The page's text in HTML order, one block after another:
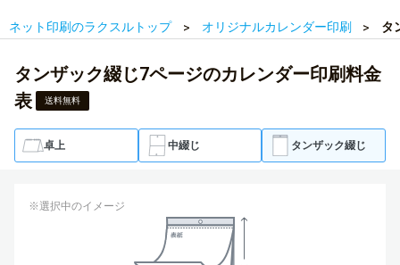
ネット印刷のラクスルトップ オリジナルカレンダー印刷 タ
タンザック綴じ7ページのカレンダー印刷料金
表
送料無料
卓上 中綴じ タンザック綴じ
※選択中のイメージ